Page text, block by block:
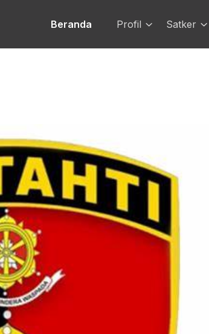
Beranda Profil Satker